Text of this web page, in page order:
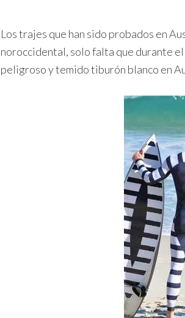
Los trajes que han sido probados en
noroccidental, solo falta que durante el
peligroso y temido tiburón blanco en